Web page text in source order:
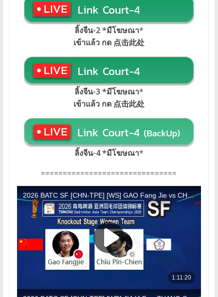
ลิ้งจีน-2 *มีโฆษณา*
เข้าแล้ว กด 点击此处
ลิ้งจีน-3 *มีโฆษณา*
เข้าแล้ว กด 点击此处
ลิ้งจีน-4 *มีโฆษณา*
===============================